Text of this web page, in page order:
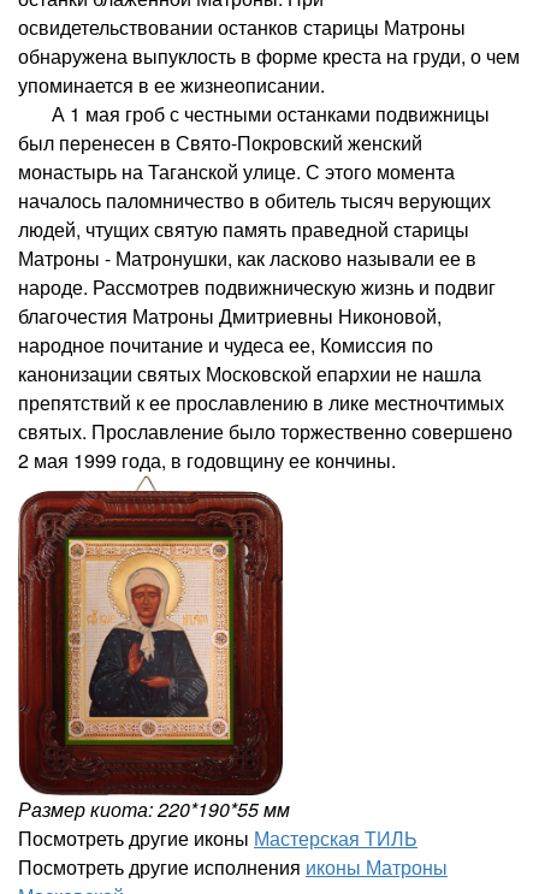
освидетельствовании останков старицы Матроны
обнаружена выпуклость в форме креста на груди, о чем
упоминается в ее жизнеописании.
А 1 мая гроб с честными останками подвижницы
был перенесен в Свято-Покровский женский
монастырь на Таганской улице. С этого момента
началось паломничество в обитель тысяч верующих
людей, чтущих святую память праведной старицы
Матроны - Матронушки, как ласково называли ее в
народе. Рассмотрев подвижническую жизнь и подвиг
благочестия Матроны Дмитриевны Никоновой,
народное почитание и чудеса ее, Комиссия по
канонизации святых Московской епархии не нашла
препятствий к ее прославлению в лике местночтимых
святых. Прославление было торжественно совершено
2 мая 1999 года, в годовщину ее кончины.
Размер киота: 220*190*55 мм
Посмотреть другие иконы Мастерская ТИЛЬ
Посмотреть другие исполнения иконы Матроны